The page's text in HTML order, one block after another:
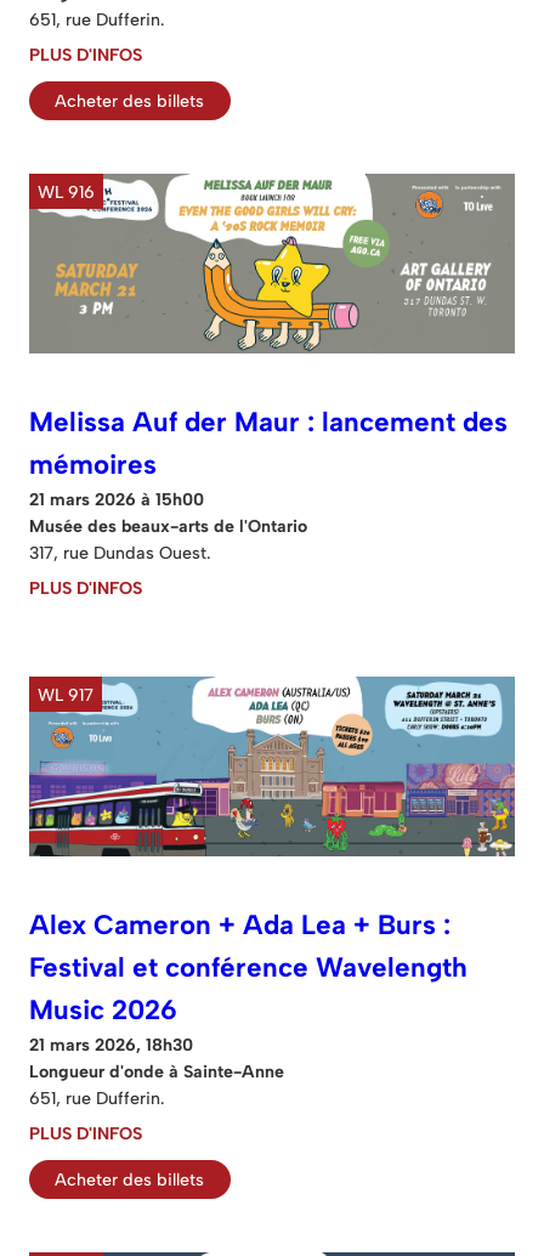
651, rue Dufferin.
PLUS D'INFOS
Acheter des billets
WL 916
Melissa Auf der Maur : lancement des
mémoires
21 mars 2026 à 15h00
Musée des beaux-arts de l'Ontario
317, rue Dundas Ouest.
PLUS D'INFOS
WL 917
Alex Cameron + Ada Lea + Burs :
Festival et conférence Wavelength
Music 2026
21 mars 2026, 18h30
Longueur d'onde à Sainte-Anne
651, rue Dufferin.
PLUS D'INFOS
Acheter des billets